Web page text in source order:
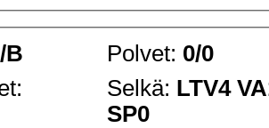
B Polvet: 0/0
Selkä: LTV4
SP0